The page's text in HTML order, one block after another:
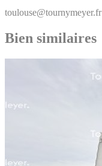
toulouse@tournymeyer.fr
Bien similaires